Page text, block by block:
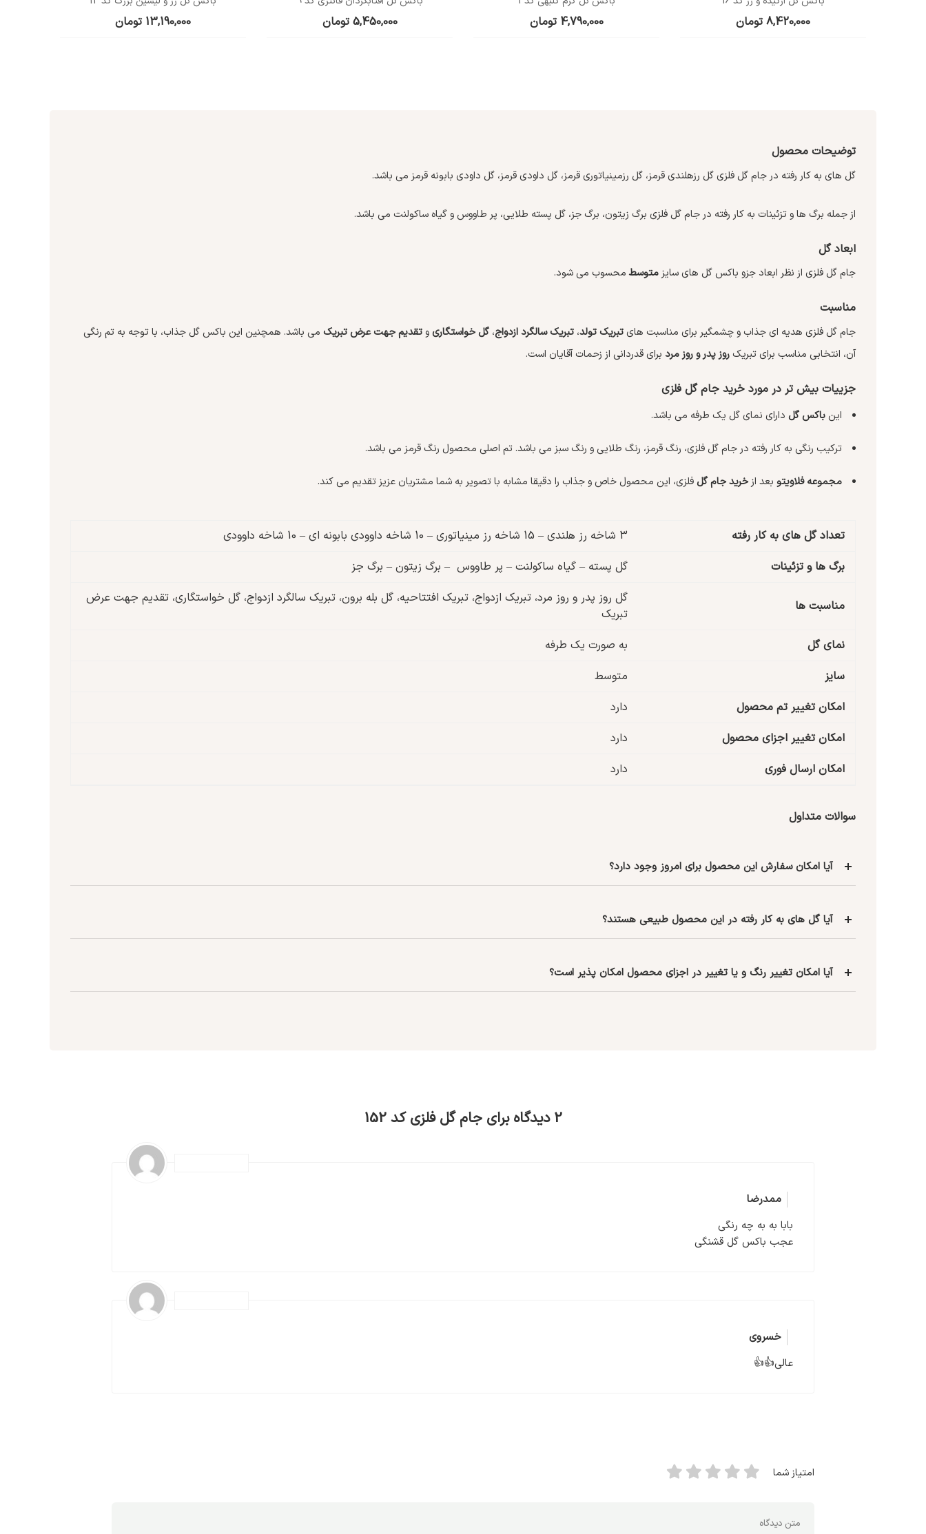
13,190,000 تومان 5,450,000 تومان 4,790,000 تومان 8,420,000 تومان
توضیحات محصول
گل های به کار رفته در جام گل فلزی گل رزهلندی قرمز، گل رزمینیاتوری قرمز، گل داودی قرمز، گل داودی بابونه قرمز می باشد.
از جمله برگ ها و تزئینات به کار رفته در جام گل فلزی برگ زیتون، برگ جز، گل پسته طلایی، پر طاووس و گیاه ساکولنت می باشد.
ابعاد گل
جام گل فلزی از نظر ابعاد جزو باکس گل های سایز متوسط محسوب می شود.
مناسبت
جام گل فلزی هدیه ای جذاب و چشمگیر برای مناسبت های تبریک تولد، تبریک سالگرد ازدواج، گل خواستگاریو تقدیم جهت عرض تبریک می باشد. همچنین این باکس گل جذاب، با توجه به تم رنگی
آن، انتخابی مناسب برای تبریک روز پدر و روز مرد برای قدردانی از زحمات آقایان است.
جزییات بیش تر در مورد خرید جام گل فلزی
اینباکس گل دارای نمای گل یک طرفه می باشد.
ترکیب رنگی به کار رفته در جام گل فلزی، رنگ قرمز، رنگ طلایی و رنگ سبز می باشد. تم اصلی محصول رنگ قرمز می باشد.
مجموعه فلاویتو بعد ازخرید جام گلفلزی، این محصول خاص و جذاب را دقیقا مشابه با تصویر به شما مشتریان عزیز تقدیم می کند.
تعداد گل های به کار رفته
3 شاخه رز هلندی – 15 شاخه رز مینیاتوری – 10 شاخه داوودی بابونه ای – 10 شاخه داوودی
برگ ها و تزئینات
گل پسته – گیاه ساکولنت – پر طاووس – برگ زیتون – برگ جز
مناسبت ها
گل روز پدر و روز مرد، تبریک ازدواج، تبریک افتتاحیه، گل بله برون، تبریک سالگرد ازدواج، گل خواستگاری، تقدیم جهت عرض
تبریک
نمای گل
به صورت یک طرفه
سایز
متوسط
امکان تغییر تم محصول
دارد
امکان تغییر اجزای محصول
دارد
امکان ارسال فوری
دارد
سوالات متداول
آیا امکان سفارش این محصول برای امروز وجود دارد؟
آیا گل های به کار رفته در این محصول طبیعی هستند؟
آیا امکان تغییر رنگ و یا تغییر در اجزای محصول امکان پذیر است؟
2 دیدگاه برای جام گل فلزی کد 152
ممدرضا
بابا به به چه رنگی
عجب باکس گل قشنگی
خسروی
عالی👍👍
امتیاز شما